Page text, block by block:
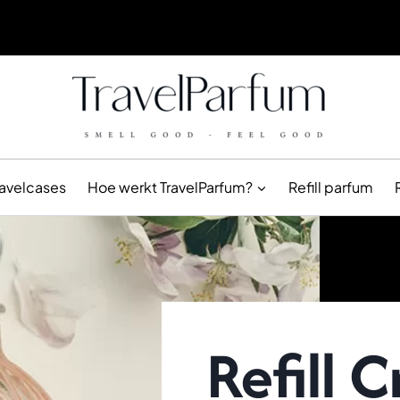
Hoe werkt TravelParfum? Refill parfum
Refill